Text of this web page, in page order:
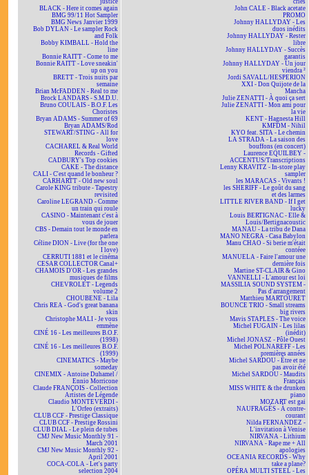
justice
BLACK - Here it comes again
BMG 99/11 Hot Sampler
BMG News Janvier 1999
Bob DYLAN - Le sampler Rock
and Folk
Bobby KIMBALL - Hold the
line
Bonnie RAITT - Come to me
Bonnie RAITT - Love sneakin'
up on you
BRETT - Trois nuits par
semaine
Brian McFADDEN - Real to me
Brock LANDARS - S.M.D.U.
Bruno COULAIS - B.O.F. Les
Choristes
Bryan ADAMS - Summer of 69
Bryan ADAMS/Rod
STEWART/STING - All for
love
CACHAREL & Real World
Records - Gifted
CADBURY's Top cookies
CAKE - The distance
CALI - C'est quand le bonheur ?
CARHARTT - Old new soul
Carole KING tribute - Tapestry
revisited
Caroline LEGRAND - Comme
un train qui roule
CASINO - Maintenant c'est à
vous de jouer
CBS - Demain tout le monde en
parlera
Céline DION - Live (for the one
I love)
CERRUTI 1881 et le cinéma
CESAR COLLECTOR Canal+
CHAMOIS D'OR - Les grandes
musiques de films
CHEVROLET - Legends
volume 2
CHOUBENE - Lila
Chris REA - God's great banana
skin
Christophe MALI - Je vous
emmène
CINÉ 16 - Les meilleures B.O.F.
(1998)
CINÉ 16 - Les meilleures B.O.F.
(1999)
CINEMATICS - Maybe
someday
CINEMIX - Antoine Duhamel /
Ennio Morricone
Claude FRANÇOIS - Collection
Artistes de Légende
Claudio MONTEVERDI -
L'Orfeo (extraits)
CLUB CCF - Prestige Classique
CLUB CCF - Prestige Rossini
CLUB DIAL - Le plein de tubes
CMJ New Music Monthly 91 -
March 2001
CMJ New Music Monthly 92 -
April 2001
COCA-COLA - Let's party
selection 2004
cries
John CALE - Black acetate
PROMO
Johnny HALLYDAY - Les
duos inédits
Johnny HALLYDAY - Rester
libre
Johnny HALLYDAY - Succès
garantis
Johnny HALLYDAY - Un jour
viendra ²
Jordi SAVALL/HESPERION
XXI - Don Quijote de la
Mancha
Julie ZENATTI - À quoi ça sert
Julie ZENATTI - Mon ami pour
la vie
KENT - Hagnesta Hill
KMFDM - Nihil
KYO feat. SITA - Le chemin
LA STRADA - La saison des
bouffons (en concert)
Laurence EQUILBEY -
ACCENTUS/Transcriptions
Lenny KRAVITZ - In-store play
sampler
les MARACAS - Vivants !
les SHERIFF - Le goût du sang
et des larmes
LITTLE RIVER BAND - If I get
lucky
Louis BERTIGNAC - Elle &
Louis/Bertignacoustic
MANAU - La tribu de Dana
MANO NEGRA - Casa Babylon
Manu CHAO - Si berie m'était
contéee
MANUELA - Faire l'amour une
dernière fois
Martine ST-CLAIR & Gino
VANNELLI - L'amour est loi
MASSILIA SOUND SYSTEM -
Pas d'arrangement
Matthieu MARTOURET
BOUNCE TRIO - Small streams
big rivers
Mavis STAPLES - The voice
Michel FUGAIN - Les lilas
(inédit)
Michel JONASZ - Pôle Ouest
Michel POLNAREFF - Les
premières années
Michel SARDOU - Être et ne
pas avoir été
Michel SARDOU - Maudits
Français
MISS WHITE & the drunken
piano
MOZART est gai
NAUFRAGÉS - À contre-
courant
Nilda FERNANDEZ -
L'invitation à Venise
NIRVANA - Lithium
NIRVANA - Rape me + All
apologies
OCEANIA RECORDS - Why
take a plane?
OPÉRA MULTI STEEL - Les